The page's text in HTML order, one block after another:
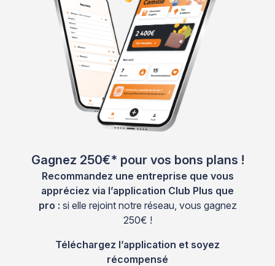
Gagnez 250€* pour vos bons plans !
Recommandez une entreprise que vous
appréciez via l’application Club Plus que
pro : si elle rejoint notre réseau, vous gagnez
250€ !
Téléchargez l’application et soyez
récompensé